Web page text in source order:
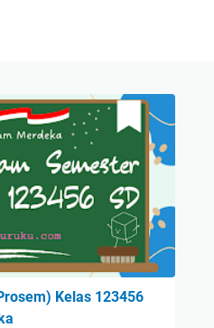
Kelas 123456